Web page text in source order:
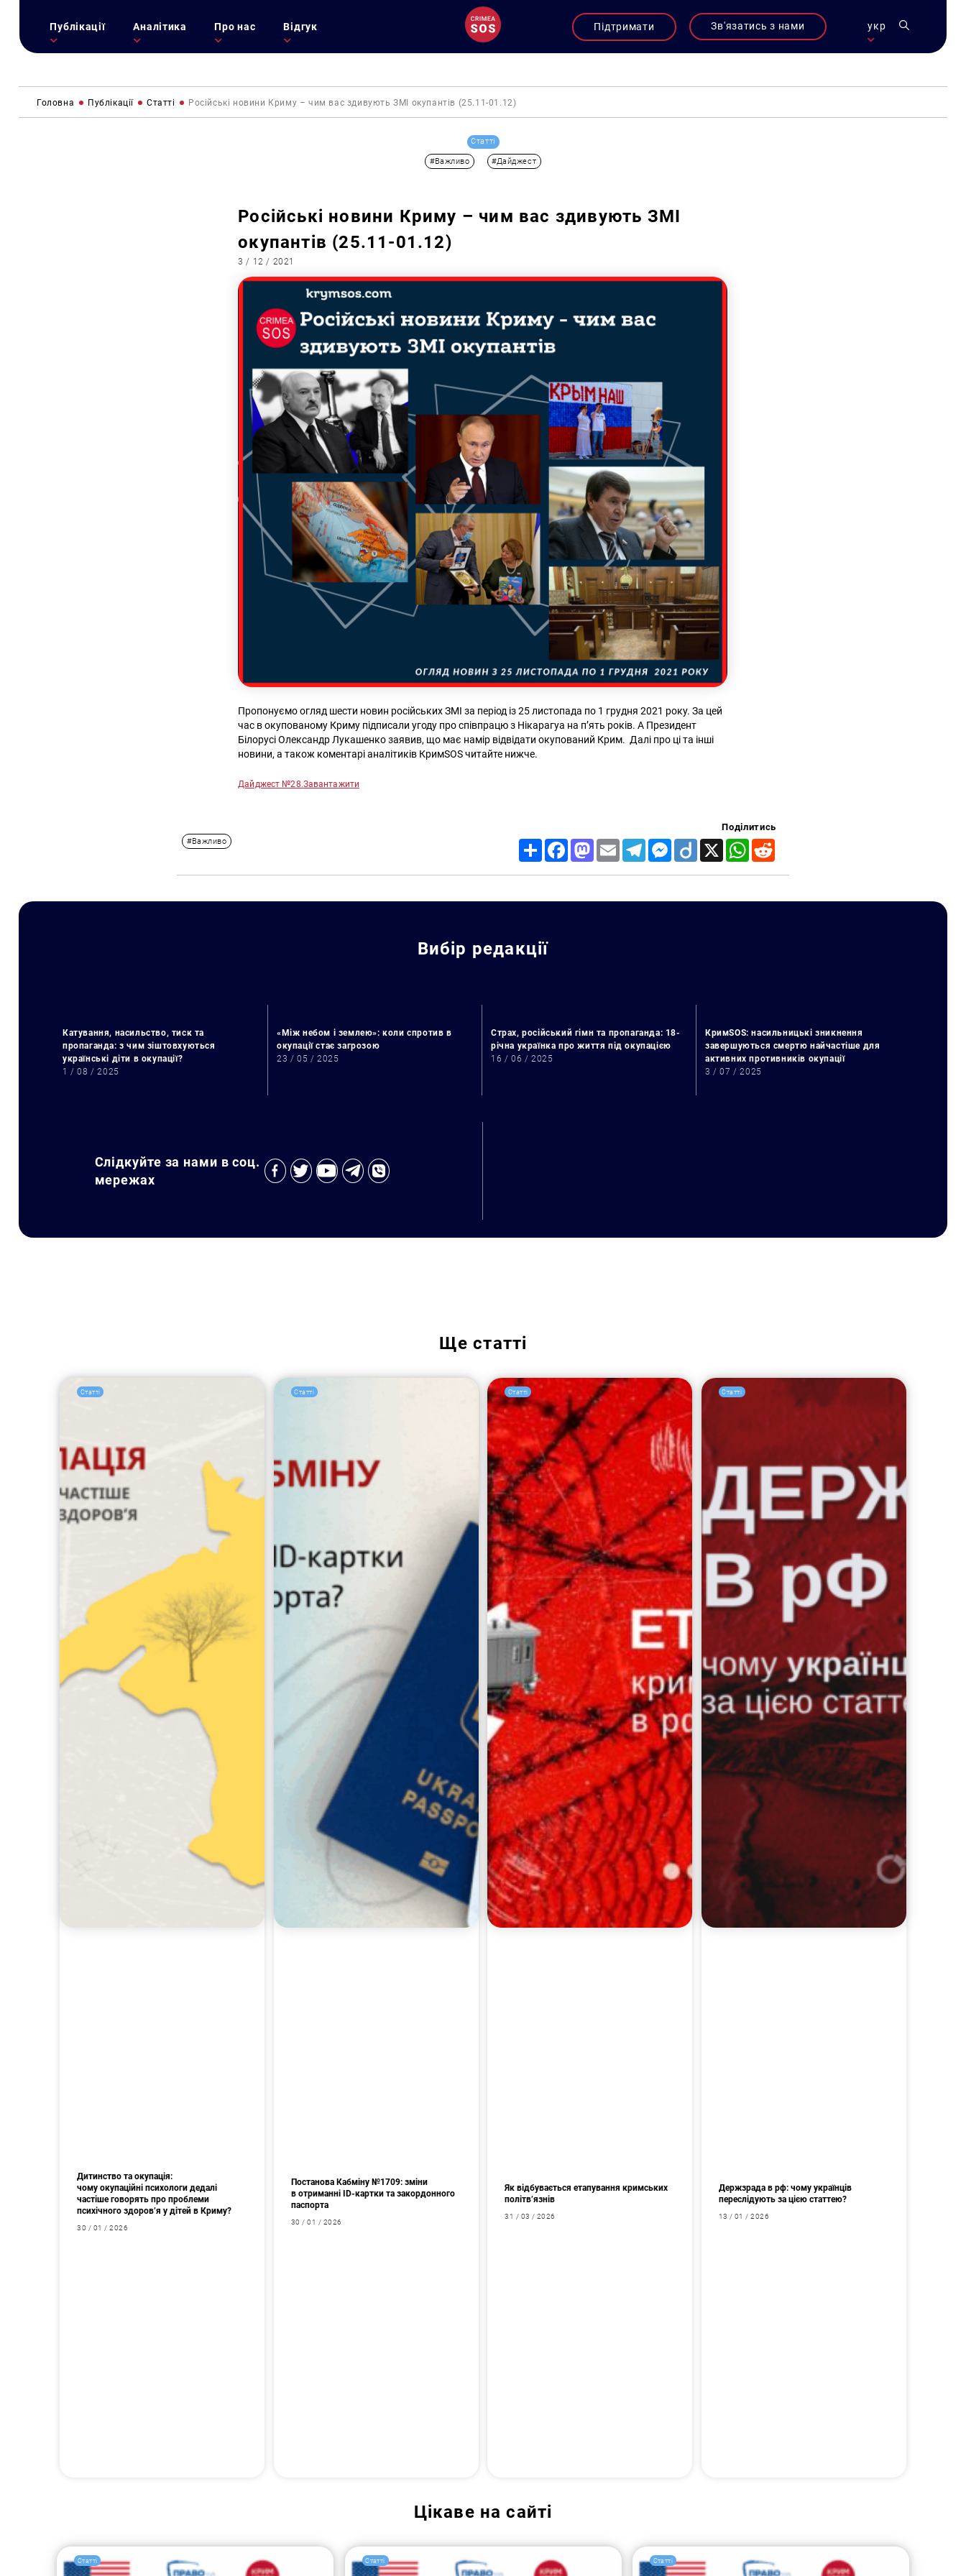
Публікації Аналітика Про нас Відгук Підтримати Зв'язатись з нами укр
Головна Публікації Статті Російські новини Криму – чим вас здивують ЗМІ окупантів (25.11-01.12)
Статті
#Важливо #Дайджест
Російські новини Криму – чим вас здивують ЗМІ
окупантів (25.11-01.12)
3 / 12 / 2021
Пропонуємо огляд шести новин російських ЗМІ за період із 25 листопада по 1 грудня 2021 року. За цей
час в окупованому Криму підписали угоду про співпрацю з Нікарагуа на п’ять років. А Президент
Білорусі Олександр Лукашенко заявив, що має намір відвідати окупований Крим. Далі про ці та інші
новини, а також коментарі аналітиків КримSOS читайте нижче.
Дайджест №28.Завантажити
#Важливо
Поділитись
Share FacebookMastodon
Email TelegramMessenger
Diigo X WhatsApp
Вибір редакції
Катування, насильство, тиск та
пропаганда: з чим зіштовхуються
українські діти в окупації?
1 / 08 / 2025
«Між небом і землею»: коли спротив в
окупації стає загрозою
23 / 05 / 2025
Страх, російський гімн та пропаганда: 18-
річна українка про життя під окупацією
16 / 06 / 2025
КримSOS: насильницькі зникнення
завершуються смертю найчастіше для
активних противників окупації
3 / 07 / 2025
Слідкуйте за нами в соц.
мережах
Щестатті
Статті
Дитинство та окупація:
чому окупаційні психологи дедалі
частіше говорять про проблеми
психічного здоров’я у дітей в Криму?
30 / 01 / 2026
Статті
Постанова Кабміну №1709: зміни
в отриманні ID-картки та закордонного
паспорта
30 / 01 / 2026
Статті
Як відбувається етапування кримських
політв’язнів
31 / 03 / 2026
Статті
Держзрада в рф: чому українців
переслідують за цією статтею?
13 / 01 / 2026
Цікаве на сайті
Статті Статті Статті